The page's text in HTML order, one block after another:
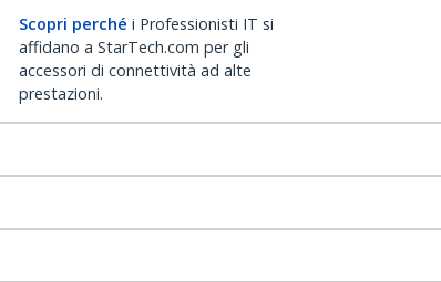
Scopri perché i Professionisti IT si
affidano a StarTech.com per gli
accessori di connettività ad alte
prestazioni.